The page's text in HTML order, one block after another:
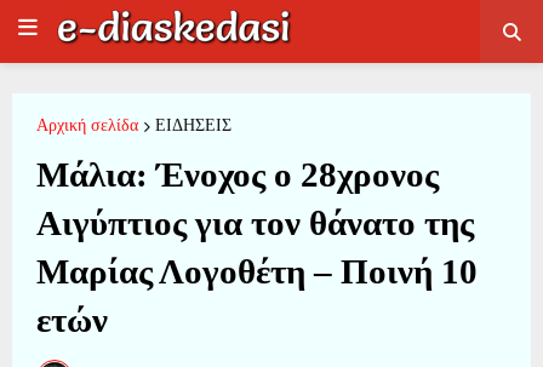
Αρχική σελίδα ΕΙΔΗΣΕΙΣ
Μάλια: Ένοχος ο 28χρονος
Αιγύπτιος για τον θάνατο της
Μαρίας Λογοθέτη – Ποινή 10
ετών